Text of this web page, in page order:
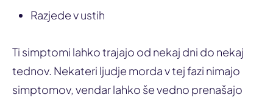
Razjede v ustih
Ti simptomi lahko trajajo od nekaj dni do nekaj
tednov. Nekateri ljudje morda v tej fazi nimajo
simptomov, vendar lahko še vedno prenašajo